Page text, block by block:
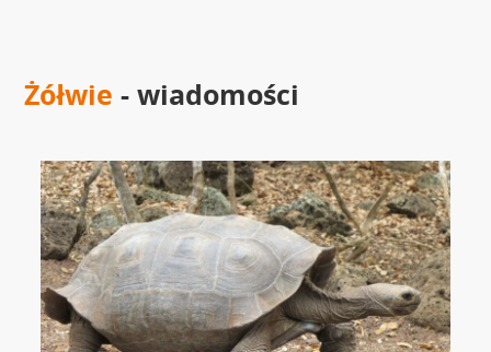
Żółwie - wiadomości